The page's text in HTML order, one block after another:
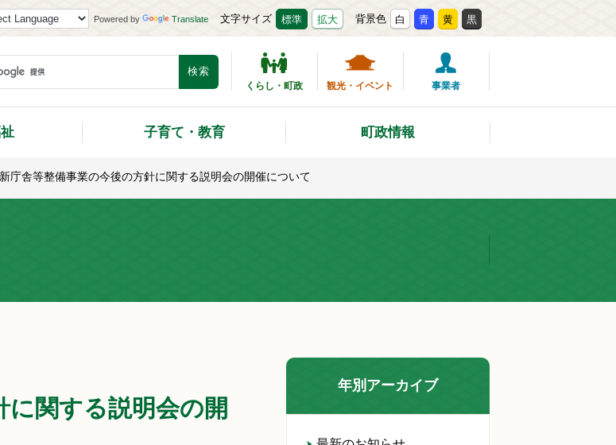
Powered by Translate 文字サイズ 標準 拡大 背景色 白 青 黄 黒
くらし・町政 観光・イベント 事業者
子育て・教育 町政情報
新庁舎等整備事業の今後の方針に関する説明会の開催について
に関する説明会の開
年別アーカイブ